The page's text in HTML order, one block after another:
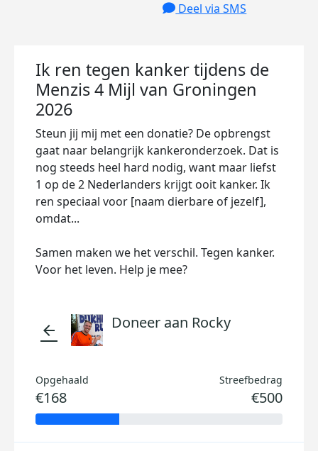
Deel via SMS
Ik ren tegen kanker tijdens de
Menzis 4 Mijl van Groningen
2026
Steun jij mij met een donatie? De opbrengst
gaat naar belangrijk kankeronderzoek. Dat is
nog steeds heel hard nodig, want maar liefst
1 op de 2 Nederlanders krijgt ooit kanker. Ik
ren speciaal voor [naam dierbare of jezelf],
omdat...
Samen maken we het verschil. Tegen kanker.
Voor het leven. Help je mee?
arrow_back Doneer aan Rocky
Opgehaald
€168
Streefbedrag
€500